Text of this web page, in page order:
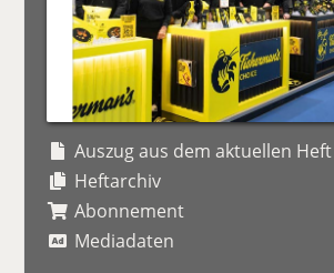
Auszug aus dem aktuellen Heft
Heftarchiv
Abonnement
Mediadaten